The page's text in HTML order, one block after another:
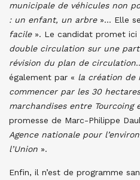
municipale de véhicules non
: un enfant, un arbre»… Elle se
facile». Le candidat promet ici
double circulation sur une
révision du plan de circulation
également par « la création de
commencer par les 30
marchandises entre Tourcoing
promesse de Marc-Philippe
Agence nationale pour
l’Union ».
Enfin, il n’est de programme